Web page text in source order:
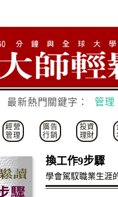
最新熱門關鍵字： 管理
經營
管理
廣告
行銷
投資
理財
換工作9步驟
學會駕馭職業生涯